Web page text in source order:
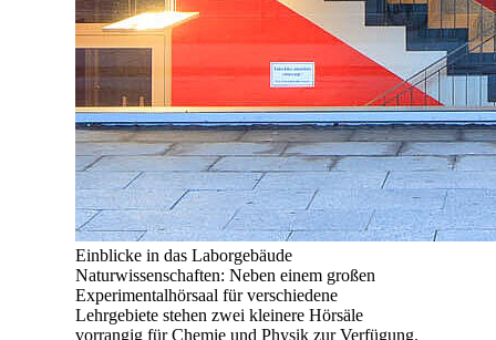
Einblicke in das Laborgebäude
Naturwissenschaften: Neben einem großen
Experimentalhörsaal für verschiedene
Lehrgebiete stehen zwei kleinere Hörsäle
vorrangig für Chemie und Physik zur Verfügung.